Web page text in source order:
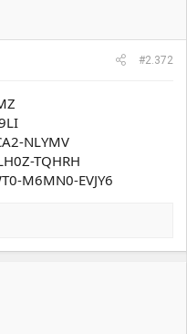
#2.372
NLYMV
TQHRH
M6MN0-EVJY6